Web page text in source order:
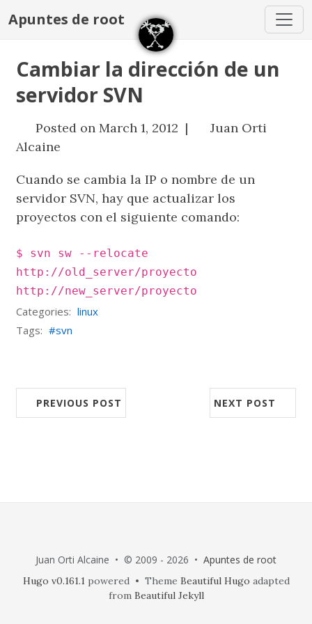
Apuntes de root
Cambiar la dirección de un
servidor SVN
Posted on March 1, 2012 |
Juan Orti
Alcaine
Cuando se cambia la IP o nombre de un
servidor SVN, hay que actualizar los
proyectos con el siguiente comando:
$ svn sw --relocate
http://old_server/proyecto
http://new_server/proyecto
Categories: linux
Tags:
svn
PREVIOUS POST NEXT POST
Juan Orti Alcaine • © 2009 - 2026 • Apuntes de root
Hugo v0.161.1powered • Theme Beautiful Hugo adapted
from Beautiful Jekyll